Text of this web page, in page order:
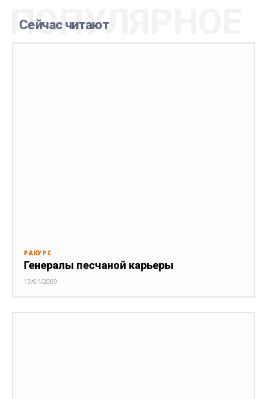
Сейчас читают
ПОПУЛЯРНОЕ
РАКУРС
Генералы песчаной карьеры
13/01/2009